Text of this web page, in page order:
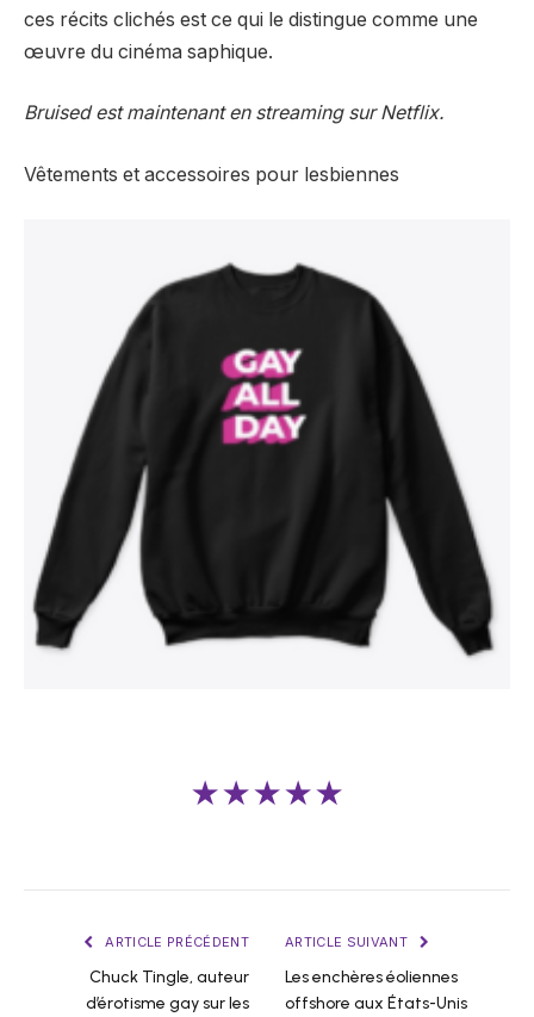
ces récits clichés est ce qui le distingue comme une
œuvre du cinéma saphique.
Bruised est maintenant en streaming sur Netflix.
Vêtements et accessoires pour lesbiennes
★★★★★
ARTICLE PRÉCÉDENT
Chuck Tingle, auteur
d’érotisme gay sur les
ARTICLE SUIVANT
Les enchères éoliennes
offshore aux États-Unis